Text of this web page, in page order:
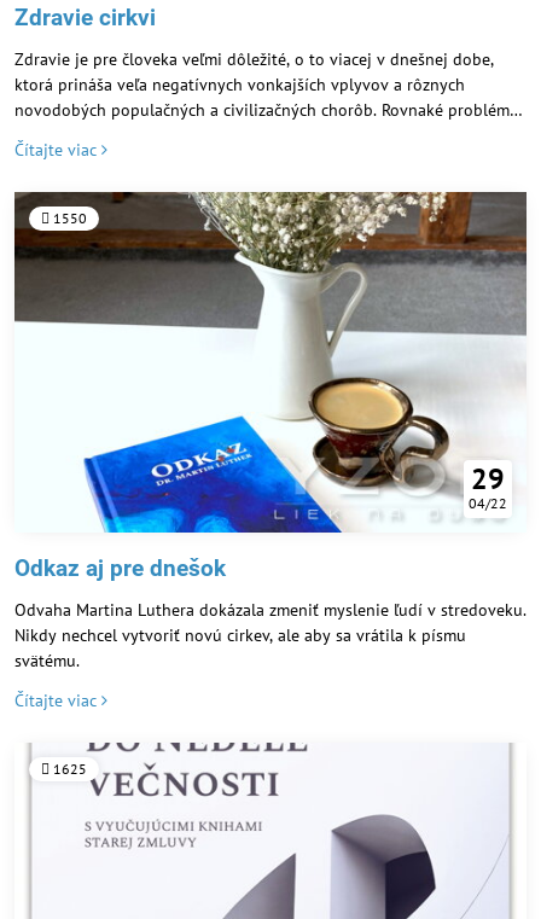
Zdravie cirkvi
Zdravie je pre človeka veľmi dôležité, o to viacej v dnešnej dobe,
ktorá prináša veľa negatívnych vonkajších vplyvov a rôznych
novodobých populačných a civilizačných chorôb. Rovnaké problémy
a vplyvy ohrozujú aj dnešnú cirkev.
Čítajte viac
1550
29
04/22
Odkaz aj pre dnešok
Odvaha Martina Luthera dokázala zmeniť myslenie ľudí v stredoveku.
Nikdy nechcel vytvoriť novú cirkev, ale aby sa vrátila k písmu
svätému.
Čítajte viac
1625